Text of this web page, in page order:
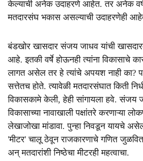
केल्याची अनेक उदाहरणे आहेत. तर अनेक
मतदारसंघ भकास असल्याची उदाहरणेही
बंडखोर खासदार संजय जाधव यांची
आहे. इतकी वर्षे होऊनही त्यांना विकासाचे
लागत असेल तर हे त्यांचे अपयश नाही का?
सत्तेतच होते. त्यावेळी मतदारसंघात किती
विकासकामे केली, हेही सांगायला हवे. संजय
विकासाच्या नावाखाली पक्षांतरे करणाऱ्या
लेखाजोखा मांडावा. पुन्हा निवडून यायचे
'मीटर' चालू ठेवून राजकारणाचे गणित
अन् मतदारांशी निष्ठेचा मीटरही महत्वाचा.